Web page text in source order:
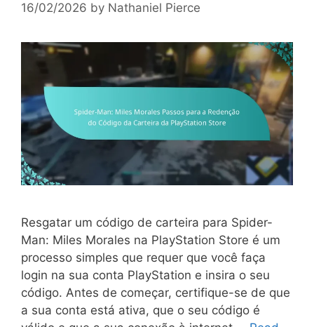
16/02/2026 by Nathaniel Pierce
Resgatar um código de carteira para Spider-
Man: Miles Morales na PlayStation Store é um
processo simples que requer que você faça
login na sua conta PlayStation e insira o seu
código. Antes de começar, certifique-se de que
a sua conta está ativa, que o seu código é